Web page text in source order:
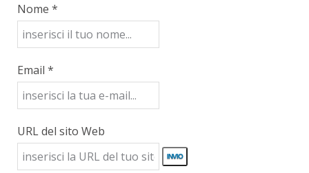
Nome *
Email *
URL del sito Web